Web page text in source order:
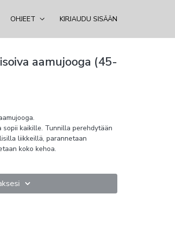
OHJEET KIRJAUDU SISÄÄN
aamujooga (45-
kaikille. Tunnilla perehdytään
liikkeillä, parannetaan
koko kehoa.